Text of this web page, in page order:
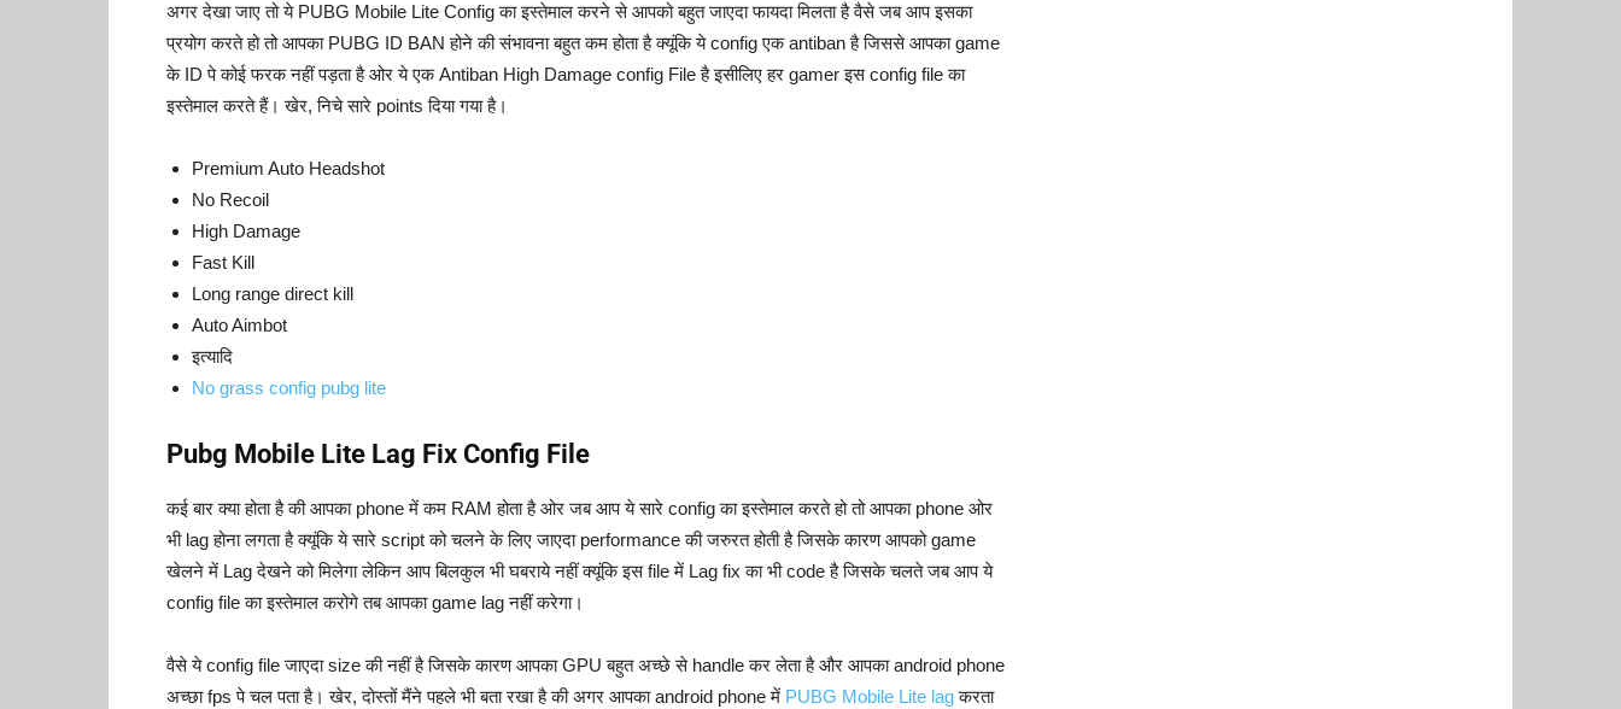
अगर देखा जाए तो ये PUBG Mobile Lite Config का इस्तेमाल करने से आपको बहुत जाएदा फायदा मिलता है वैसे जब आप इसका
प्रयोग करते हो तो आपका PUBG ID BAN होने की संभावना बहुत कम होता है क्यूंकि ये config एक antiban है जिससे आपका game
के ID पे कोई फरक नहीं पड़ता है ओर ये एक Antiban High Damage config File है इसीलिए हर gamer इस config file का
इस्तेमाल करते हैं। खेर, निचे सारे points दिया गया है।
Premium Auto Headshot
No Recoil
High Damage
Fast Kill
Long range direct kill
Auto Aimbot
इत्यादि
No grass config pubg lite
Pubg Mobile Lite Lag Fix Config File
कई बार क्या होता है की आपका phone में कम RAM होता है ओर जब आप ये सारे config का इस्तेमाल करते हो तो आपका phone ओर
भी lag होना लगता है क्यूंकि ये सारे script को चलने के लिए जाएदा performance की जरुरत होती है जिसके कारण आपको game
खेलने में Lag देखने को मिलेगा लेकिन आप बिलकुल भी घबराये नहीं क्यूंकि इस file में Lag fix का भी code है जिसके चलते जब आप ये
config file का इस्तेमाल करोगे तब आपका game lag नहीं करेगा।
वैसे ये config file जाएदा size की नहीं है जिसके कारण आपका GPU बहुत अच्छे से handle कर लेता है और आपका android phone
अच्छा fps पे चल पता है। खेर, दोस्तों मैंने पहले भी बता रखा है की अगर आपका android phone में PUBG Mobile Lite lagकरता